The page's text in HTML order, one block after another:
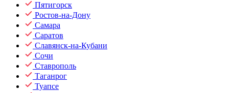
Пятигорск
Ростов-на-Дону
Самара
Саратов
Славянск-на-Кубани
Сочи
Ставрополь
Таганрог
Туапсе